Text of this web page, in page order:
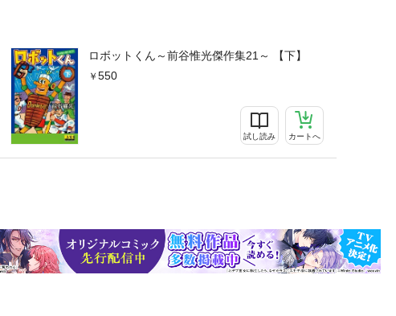
ロボットくん～前谷惟光傑作集21～ 【下】
550
試し読み カートへ